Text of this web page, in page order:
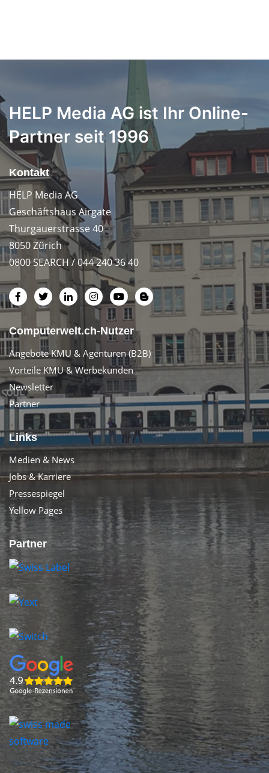
HELP Media AG ist Ihr Online-
Partner seit 1996
Kontakt
HELP Media AG
Geschäftshaus Airgate
Thurgauerstrasse 40
8050 Zürich
0800 SEARCH / 044 240 36 40
Computerwelt.ch-Nutzer
Angebote KMU & Agenturen (B2B)
Vorteile KMU & Werbekunden
Newsletter
Partner
Links
Medien & News
Jobs & Karriere
Pressespiegel
Yellow Pages
Partner